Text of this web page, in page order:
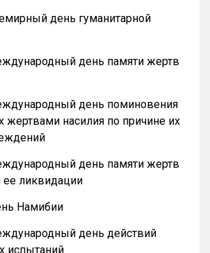
день гуманитарной
день памяти жертв
день поминовения
жертвами насилия по причине их
день памяти жертв
ее ликвидации
Намибии
день действий
испытаний